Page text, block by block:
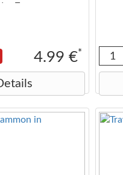
von Erwachsenen
4,8 x
Nicht
unter 36
4.99 €*